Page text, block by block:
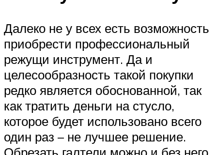
Далеко не у всех есть возможность
приобрести профессиональный
режущи инструмент. Да и
целесообразность такой покупки
редко является обоснованной, так
как тратить деньги на стусло,
которое будет использовано всего
один раз – не лучшее решение.